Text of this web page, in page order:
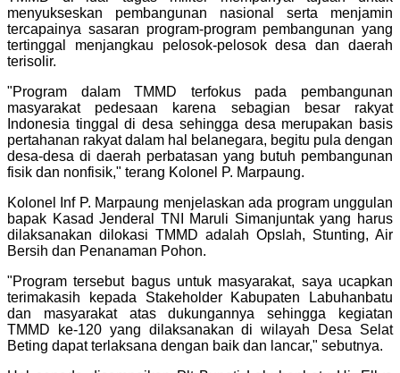
menyukseskan pembangunan nasional serta menjamin
tercapainya sasaran program-program pembangunan yang
tertinggal menjangkau pelosok-pelosok desa dan daerah
terisolir.
"Program dalam TMMD terfokus pada pembangunan
masyarakat pedesaan karena sebagian besar rakyat
Indonesia tinggal di desa sehingga desa merupakan basis
pertahanan rakyat dalam hal belanegara, begitu pula dengan
desa-desa di daerah perbatasan yang butuh pembangunan
fisik dan nonfisik," terang Kolonel P. Marpaung.
Kolonel Inf P. Marpaung menjelaskan ada program unggulan
bapak Kasad Jenderal TNI Maruli Simanjuntak yang harus
dilaksanakan dilokasi TMMD adalah Opslah, Stunting, Air
Bersih dan Penanaman Pohon.
"Program tersebut bagus untuk masyarakat, saya ucapkan
terimakasih kepada Stakeholder Kabupaten Labuhanbatu
dan masyarakat atas dukungannya sehingga kegiatan
TMMD ke-120 yang dilaksanakan di wilayah Desa Selat
Beting dapat terlaksana dengan baik dan lancar," sebutnya.